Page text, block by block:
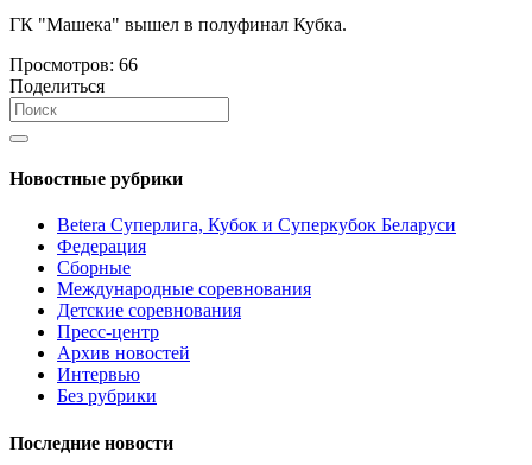
ГК "Машека" вышел в полуфинал Кубка.
Просмотров: 66
Поделиться
Новостные рубрики
Betera Суперлига, Кубок и Суперкубок Беларуси
Федерация
Сборные
Международные соревнования
Детские соревнования
Пресс-центр
Архив новостей
Интервью
Без рубрики
Последние новости